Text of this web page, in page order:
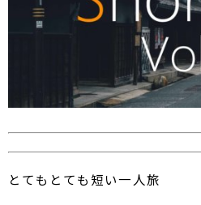
とてもとても短い一人旅